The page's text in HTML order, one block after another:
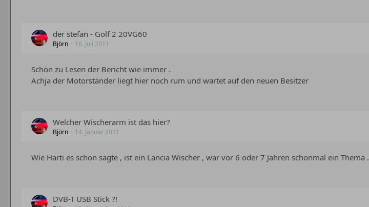
der stefan - Golf 2 20VG60
Björn 16. Juli 2011
Schön zu Lesen der Bericht wie immer .
Achja der Motorständer liegt hier noch rum und wartet auf den neuen Besitzer
Welcher Wischerarm ist das hier?
Björn 14. Januar 2011
Wie Harti es schon sagte , ist ein Lancia Wischer , war vor 6 oder 7 Jahren schonmal ein Thema .
DVB-T USB Stick ?!